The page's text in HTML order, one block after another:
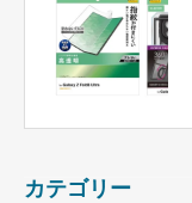
カテゴリー